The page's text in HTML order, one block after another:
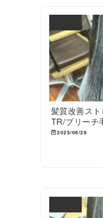
髪質改善ス
TR/ブリーチ
2025/06/29